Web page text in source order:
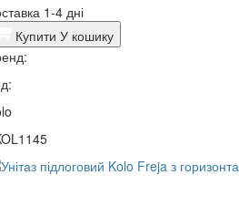
1-4 дні
Купити У кошику